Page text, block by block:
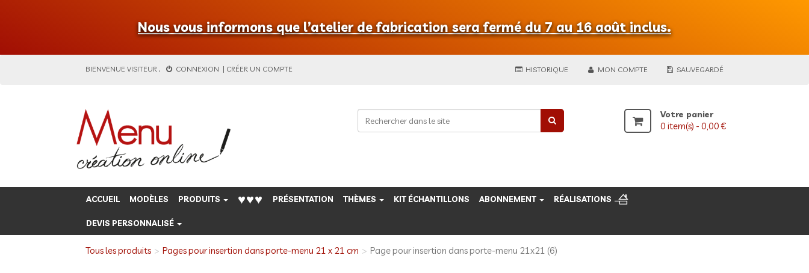
Nous vous informons que l’atelier de fabrication sera fermé du 7 au 16 août inclus.
BIENVENUE VISITEUR , CONNEXION | CRÉER UN COMPTE HISTORIQUE MON COMPTE SAUVEGARDÉ
Votre panier
0 item(s) - 0,00 €
ACCUEIL MODÈLES PRODUITS ♥♥♥ PRÉSENTATION THÈMES KIT ÉCHANTILLONS ABONNEMENT RÉALISATIONS
DEVIS PERSONNALISÉ
Tous les produits Pages pour insertion dans porte-menu 21 x 21 cm Page pour insertion dans porte-menu 21x21 (6)